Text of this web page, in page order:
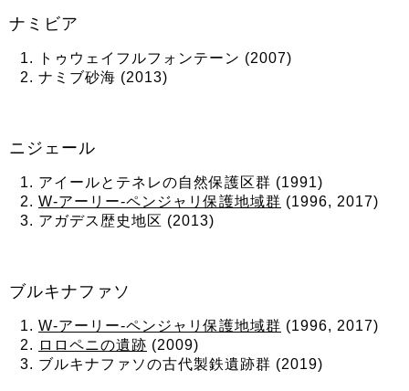
ナミビア
トゥウェイフルフォンテーン (2007)
ナミブ砂海 (2013)
ニジェール
アイールとテネレの自然保護区群 (1991)
W-アーリー-ペンジャリ保護地域群 (1996, 2017)
アガデス歴史地区 (2013)
ブルキナファソ
W-アーリー-ペンジャリ保護地域群 (1996, 2017)
ロロペニの遺跡 (2009)
ブルキナファソの古代製鉄遺跡群 (2019)